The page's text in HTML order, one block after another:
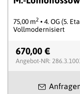
75,00 m2 • 4. OG (5.
Vollmodernisiert
670,00 €
Angebot-NR: